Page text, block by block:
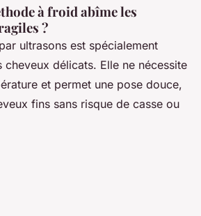
à froid abîme les
?
ultrasons est spécialement
cheveux délicats. Elle ne nécessite
et permet une pose douce,
fins sans risque de casse ou